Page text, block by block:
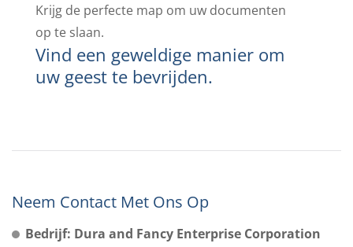
Krijg de perfecte map om uw documenten
op te slaan.
Vind een geweldige manier om
uw geest te bevrijden.
Neem Contact Met Ons Op
Bedrijf: Dura and Fancy Enterprise Corporation